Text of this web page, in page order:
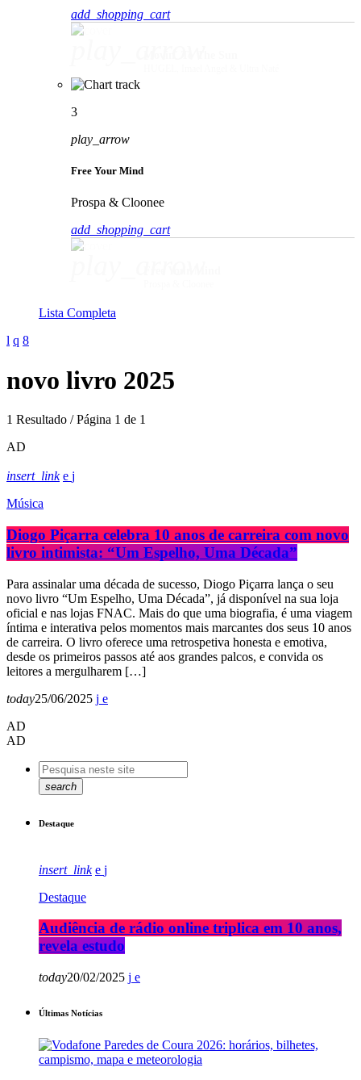
add_shopping_cart
3
play_arrow
Free Your Mind
Prospa & Cloonee
add_shopping_cart
Lista Completa
novo livro 2025
1 Resultado / Página 1 de 1
AD
insert_link
Música
Diogo Piçarra celebra 10 anos de carreira com novo
livro intimista: “Um Espelho, Uma Década”
Para assinalar uma década de sucesso, Diogo Piçarra lança o seu
novo livro “Um Espelho, Uma Década”, já disponível na sua loja
oficial e nas lojas FNAC. Mais do que uma biografia, é uma viagem
íntima e interativa pelos momentos mais marcantes dos seus 10 anos
de carreira. O livro oferece uma retrospetiva honesta e emotiva,
desde os primeiros passos até aos grandes palcos, e convida os
leitores a mergulharem […]
today25/06/2025
AD
AD
search
Destaque
insert_link
Destaque
Audiência de rádio online triplica em 10 anos,
revela estudo
today20/02/2025
Últimas Notícias